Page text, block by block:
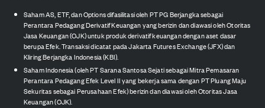
Saham AS, ETF, dan Options difasilitasi oleh PT PG Berjangka sebagai
Perantara Pedagang Derivatif Keuangan yang berizin dan diawasi oleh Otoritas
Jasa Keuangan (OJK) untuk produk derivatif keuangan dengan aset dasar
berupa Efek. Transaksi dicatat pada Jakarta Futures Exchange (JFX) dan
Kliring Berjangka Indonesia (KBI).
Saham Indonesia (oleh PT Sarana Santosa Sejati sebagai Mitra Pemasaran
Perantara Pedagang Efek Level II yang bekerja sama dengan PT Pluang Maju
Sekuritas sebagai Perusahaan Efek) berizin dan diawasi oleh Otoritas Jasa
Keuangan (OJK).